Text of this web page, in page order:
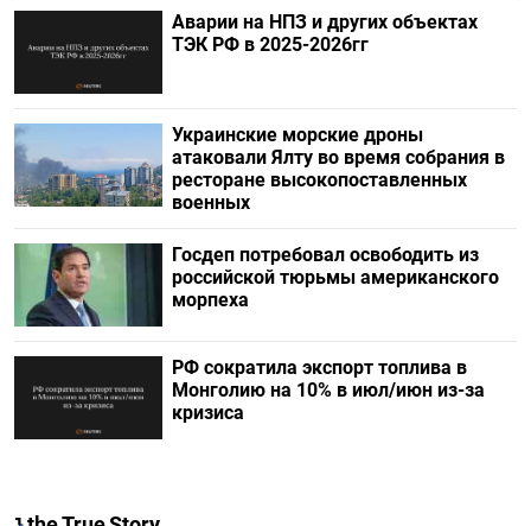
Аварии на НПЗ и других объектах
ТЭК РФ в 2025-2026гг
Украинские морские дроны
атаковали Ялту во время собрания в
ресторане высокопоставленных
военных
Госдеп потребовал освободить из
российской тюрьмы американского
морпеха
РФ сократила экспорт топлива в
Монголию на 10% в июл/июн из-за
кризиса